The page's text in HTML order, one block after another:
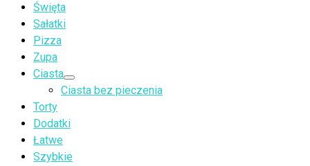
Święta
Sałatki
Pizza
Zupa
Ciasta
Ciasta bez pieczenia
Torty
Dodatki
Łatwe
Szybkie